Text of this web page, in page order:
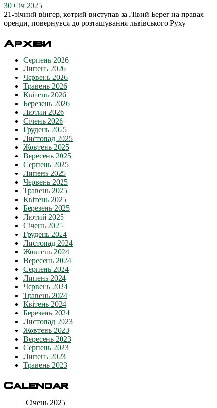
30 Січ 2025
21-річний вінгер, котрий виступав за Лівий Берег на правах
оренди, повернувся до розташування львівського Руху
Архіви
Серпень 2026
Липень 2026
Червень 2026
Травень 2026
Квітень 2026
Березень 2026
Лютий 2026
Січень 2026
Грудень 2025
Листопад 2025
Жовтень 2025
Вересень 2025
Серпень 2025
Липень 2025
Червень 2025
Травень 2025
Квітень 2025
Березень 2025
Лютий 2025
Січень 2025
Грудень 2024
Листопад 2024
Жовтень 2024
Вересень 2024
Серпень 2024
Липень 2024
Червень 2024
Травень 2024
Квітень 2024
Березень 2024
Листопад 2023
Жовтень 2023
Вересень 2023
Серпень 2023
Липень 2023
Травень 2023
Calendar
Січень 2025